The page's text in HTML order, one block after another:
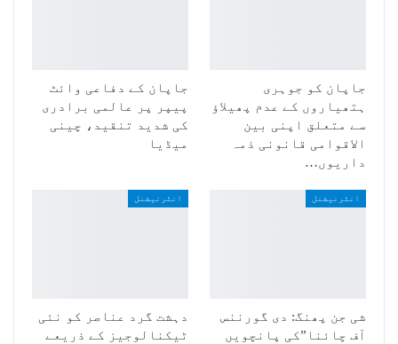
جاپان کو جوہری
ہتھیاروں کے عدم پھیلاؤ
سے متعلق اپنی بین
الاقوامی قانونی ذمہ
داریوں…
جاپان کے دفاعی وائٹ
پیپر پر عالمی برادری
کی شدید تنقید، چینی
میڈیا
انٹرنیشنل
شی جن پھنگ: دی گورننس
آف چائنا”کی پانچویں
انٹرنیشنل
دہشت گرد عناصر کو نئی
ٹیکنالوجیز کے ذریعے